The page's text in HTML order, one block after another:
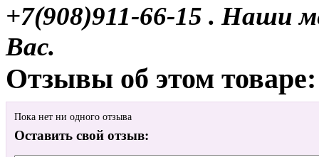
+7(908)911-66-15 . Наши
Вас.
Отзывы об этом товаре:
Пока нет ни одного отзыва
Оставить свой отзыв: